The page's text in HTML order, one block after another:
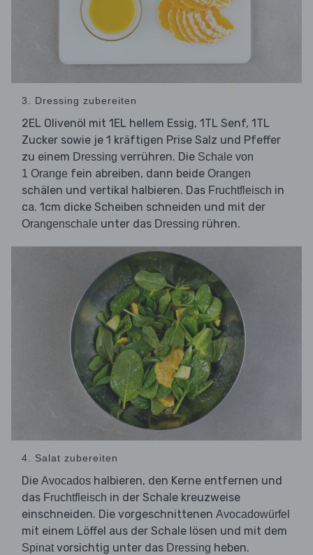
3. Dressing zubereiten
2EL Olivenöl mit 1EL hellem Essig, 1TL Senf, 1TL
Zucker sowie je 1 kräftigen Prise Salz und Pfeffer
zu einem Dressing verrühren. Die Schale von
1 Orange fein abreiben, dann beide Orangen
schälen und vertikal halbieren. Das Fruchtfleisch in
ca. 1cm dicke Scheiben schneiden und mit der
Orangenschale unter das Dressing rühren.
4. Salat zubereiten
Die Avocados halbieren, den Kerne entfernen und
das Fruchtfleisch in der Schale kreuzweise
einschneiden. Die vorgeschnittenen Avocadowürfel
mit einem Löffel aus der Schale lösen und mit dem
Spinat vorsichtig unter das Dressing heben.